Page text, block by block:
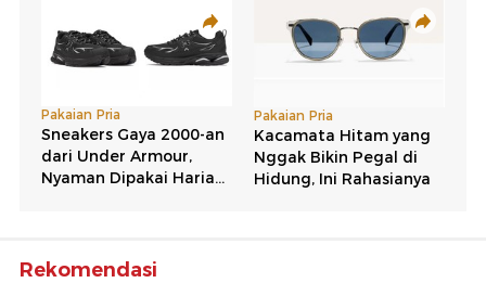
Rekomendasi